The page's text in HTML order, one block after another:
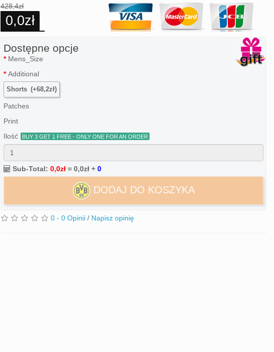
428,4zł
0,0zł
Dostępne opcje
Mens_Size
Additional
Shorts (+68,2zł)
Patches
Print
Ilość
Sub-Total: 0,0zł = 0,0zł + 0
DODAJ DO KOSZYKA
0 - 0 Opinii / Napisz opinię